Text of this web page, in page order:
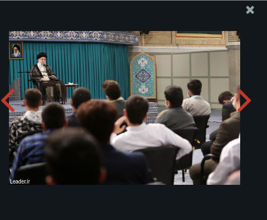
13 آبان، عالمی استکبار سے مقابلے کے قومی دن کے موقع پر
خطاب
تصویری البم دریافت کریں:zip